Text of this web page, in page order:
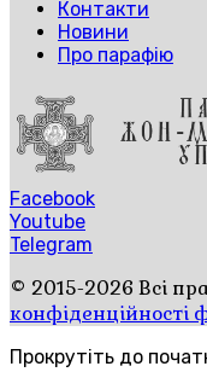
Контакти
Новини
Про парафію
Facebook
Youtube
Telegram
© 2015-2026 Всі
конфіденційності
Прокрутіть до